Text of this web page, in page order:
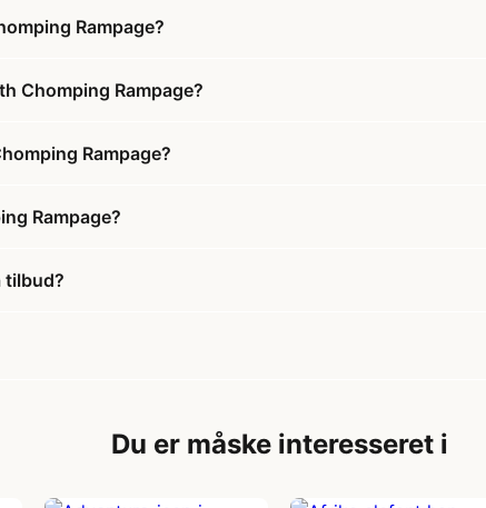
Rampage?
Chomping Rampage?
Rampage?
Rampage?
tilbud?
Du er måske interesseret i